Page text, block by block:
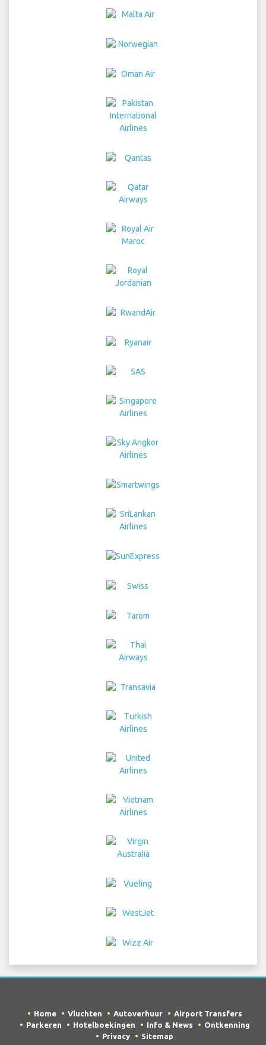
Home Vluchten Autoverhuur
Airport Transfers
Parkeren
Hotelboekingen Info & News
Ontkenning
Privacy
Sitemap